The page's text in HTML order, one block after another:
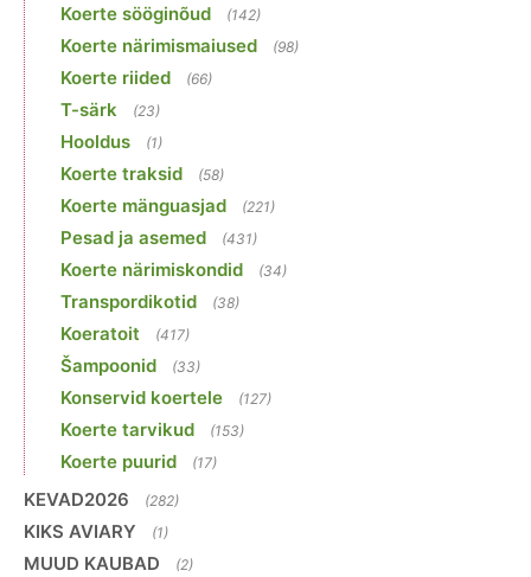
Koerte sööginõud (142)
Koerte närimismaiused (98)
Koerte riided (66)
T-särk (23)
Hooldus (1)
Koerte traksid (58)
Koerte mänguasjad (221)
Pesad ja asemed (431)
Koerte närimiskondid (34)
Transpordikotid (38)
Koeratoit (417)
Šampoonid (33)
Konservid koertele (127)
Koerte tarvikud (153)
Koerte puurid (17)
KEVAD2026 (282)
KIKS AVIARY (1)
MUUD KAUBAD (2)